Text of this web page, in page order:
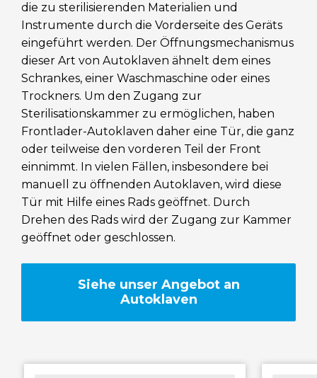
Blog
Kontakt
Deutsch
RAYPA Portal
die zu sterilisierenden Materialien und
Instrumente durch die Vorderseite des Geräts
eingeführt werden. Der Öffnungsmechanismus
dieser Art von Autoklaven ähnelt dem eines
Schrankes, einer Waschmaschine oder eines
Trockners. Um den Zugang zur
Sterilisationskammer zu ermöglichen, haben
Frontlader-Autoklaven daher eine Tür, die ganz
oder teilweise den vorderen Teil der Front
einnimmt. In vielen Fällen, insbesondere bei
manuell zu öffnenden Autoklaven, wird diese
Tür mit Hilfe eines Rads geöffnet. Durch
Drehen des Rads wird der Zugang zur Kammer
geöffnet oder geschlossen.
Siehe unser Angebot an
Autoklaven